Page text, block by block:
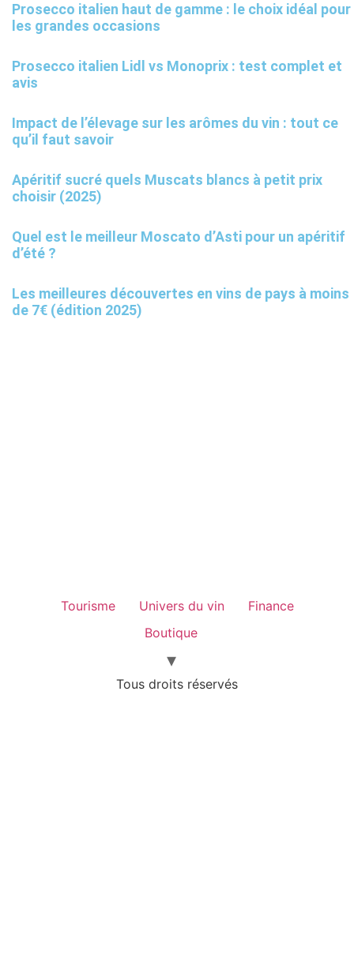
Prosecco italien haut de gamme : le choix idéal pour
les grandes occasions
Prosecco italien Lidl vs Monoprix : test complet et
avis
Impact de l’élevage sur les arômes du vin : tout ce
qu’il faut savoir
Apéritif sucré quels Muscats blancs à petit prix
choisir (2025)
Quel est le meilleur Moscato d’Asti pour un apéritif
d’été ?
Les meilleures découvertes en vins de pays à moins
de 7€ (édition 2025)
Tourisme Univers du vin
Finance
Boutique
Tous droits réservés